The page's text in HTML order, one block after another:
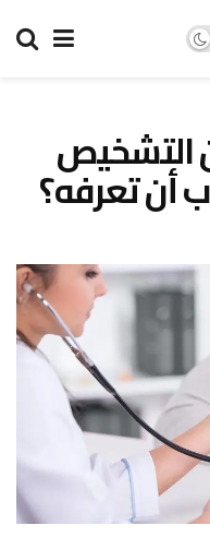
التشخيص
أن تعرفه؟